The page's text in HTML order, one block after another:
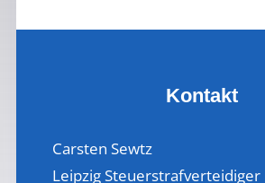
Kontakt
Carsten Sewtz
Leipzig Steuerstrafverteidiger